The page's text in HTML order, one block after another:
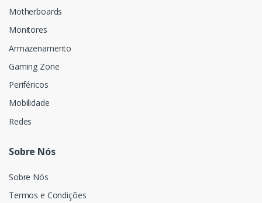
Motherboards
Monitores
Armazenamento
Gaming Zone
Periféricos
Mobilidade
Redes
Sobre Nós
Sobre Nós
Termos e Condições